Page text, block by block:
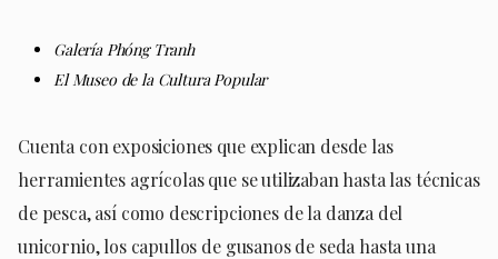
Galería Phóng Tranh
El Museo de la Cultura Popular
Cuenta con exposiciones que explican desde las
herramientes agrícolas que se utilizaban hasta las técnicas
de pesca, así como descripciones de la danza del
unicornio, los capullos de gusanos de seda hasta una